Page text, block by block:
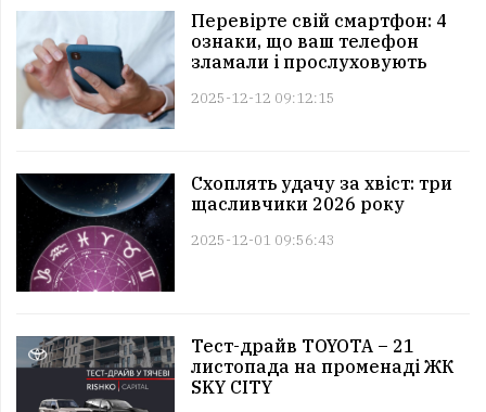
Перевірте свій смартфон: 4
ознаки, що ваш телефон
зламали і прослуховують
2025-12-12 09:12:15
Схоплять удачу за хвіст: три
щасливчики 2026 року
2025-12-01 09:56:43
Тест-драйв TOYOTA – 21
листопада на променаді ЖК
SKY CITY